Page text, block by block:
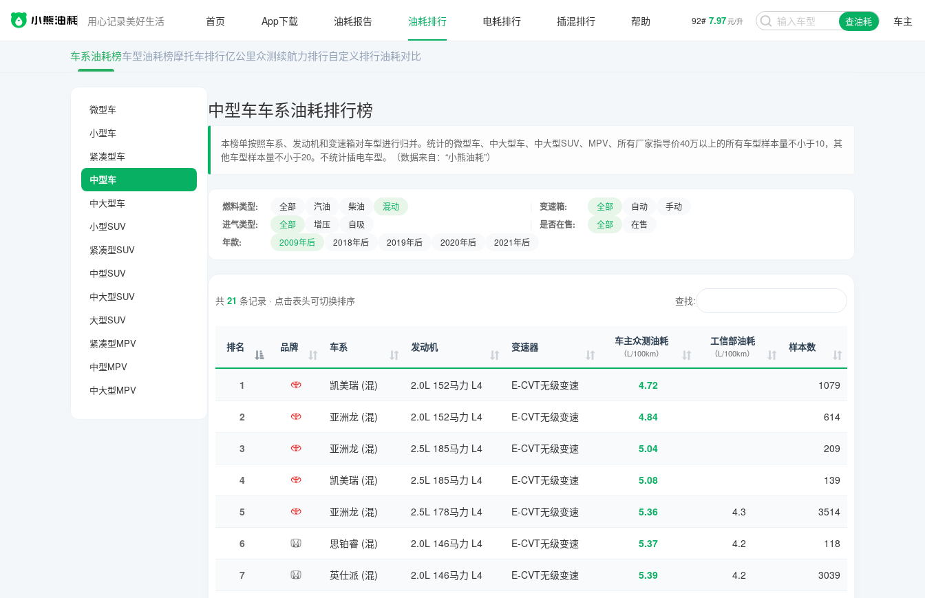
用心记录美好生活 92# 7.97元/升 查油耗 车主
首页 App下载 油耗报告 油耗排行 电耗排行 插混排行 帮助
车系油耗榜车型油耗榜摩托车排行亿公里众测续航力排行自定义排行油耗对比
微型车
小型车
紧凑型车
中型车
中大型车
小型SUV
紧凑型SUV
中型SUV
中大型SUV
大型SUV
紧凑型MPV
中型MPV
中大型MPV
中型车车系油耗排行榜
本榜单按照车系、发动机和变速箱对车型进行归并。统计的微型车、中大型车、中大型SUV、MPV、所有厂家指导价40万以上的所有车型样本量不小于10，其
他车型样本量不小于20。不统计插电车型。（数据来自：“小熊油耗”）
燃料类型: 全部 汽油 柴油 混动 变速箱: 全部 自动 手动
进气类型: 全部 增压 自吸 是否在售: 全部 在售
年款: 2009年后 2018年后 2019年后 2020年后 2021年后
共 21 条记录 · 点击表头可切换排序 查找:
排名 品牌 车系 发动机 变速器 车主众测油耗
（L/100km）
工信部油耗
（L/100km） 样本数
1 凯美瑞 (混) 2.0L 152马力 L4 E-CVT无级变速 4.72 1079
2 亚洲龙 (混) 2.0L 152马力 L4 E-CVT无级变速 4.84 614
3 亚洲龙 (混) 2.5L 185马力 L4 E-CVT无级变速 5.04 209
4 凯美瑞 (混) 2.5L 185马力 L4 E-CVT无级变速 5.08 139
5 亚洲龙 (混) 2.5L 178马力 L4 E-CVT无级变速 5.36 4.3 3514
6 思铂睿 (混) 2.0L 146马力 L4 E-CVT无级变速 5.37 4.2 118
7 英仕派 (混) 2.0L 146马力 L4 E-CVT无级变速 5.39 4.2 3039